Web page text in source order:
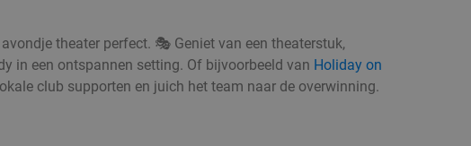
theater perfect. 🎭 Geniet van een theaterstuk,
in een ontspannen setting. Of bijvoorbeeld van Holiday on
club supporten en juich het team naar de overwinning.